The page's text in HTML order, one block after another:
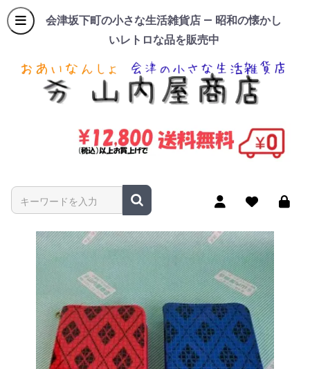
会津坂下町の小さな生活雑貨店 — 昭和の懐かし
いレトロな品を販売中
商品名やキーワードを入力